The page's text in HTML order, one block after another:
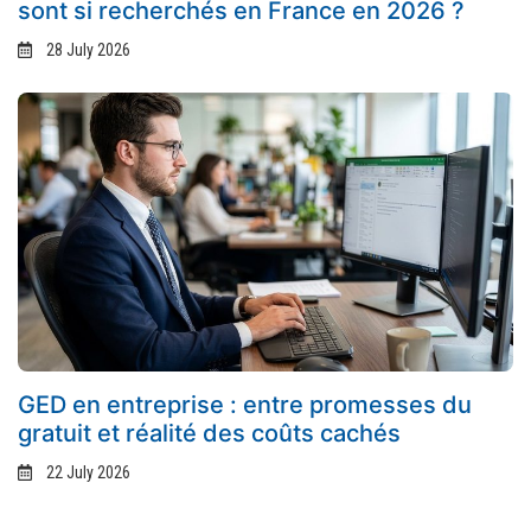
sont si recherchés en France en 2026 ?
28 July 2026
GED en entreprise : entre promesses du
gratuit et réalité des coûts cachés
22 July 2026